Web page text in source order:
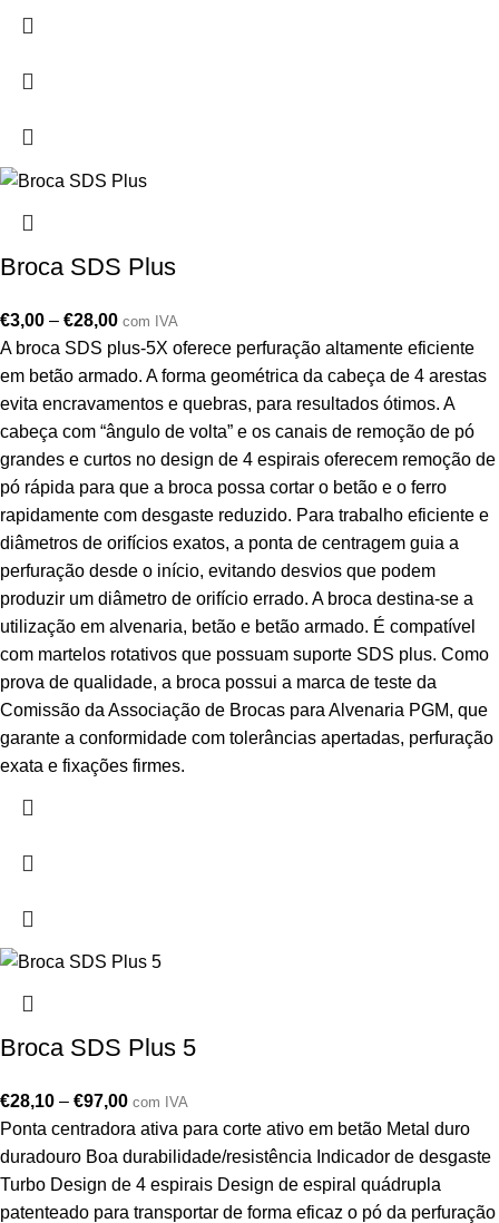
Broca SDS Plus
€3,00 – €28,00 com IVA
A broca SDS plus-5X oferece perfuração altamente eficiente
em betão armado. A forma geométrica da cabeça de 4 arestas
evita encravamentos e quebras, para resultados ótimos. A
cabeça com “ângulo de volta” e os canais de remoção de pó
grandes e curtos no design de 4 espirais oferecem remoção de
pó rápida para que a broca possa cortar o betão e o ferro
rapidamente com desgaste reduzido. Para trabalho eficiente e
diâmetros de orifícios exatos, a ponta de centragem guia a
perfuração desde o início, evitando desvios que podem
produzir um diâmetro de orifício errado. A broca destina-se a
utilização em alvenaria, betão e betão armado. É compatível
com martelos rotativos que possuam suporte SDS plus. Como
prova de qualidade, a broca possui a marca de teste da
Comissão da Associação de Brocas para Alvenaria PGM, que
garante a conformidade com tolerâncias apertadas, perfuração
exata e fixações firmes.
Broca SDS Plus 5
€28,10 – €97,00 com IVA
Ponta centradora ativa para corte ativo em betão Metal duro
duradouro Boa durabilidade/resistência Indicador de desgaste
Turbo Design de 4 espirais Design de espiral quádrupla
patenteado para transportar de forma eficaz o pó da perfuração